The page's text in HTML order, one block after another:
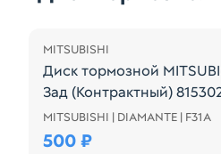
MITSUBISHI
Диск тормозной
Зад (Контрактный)
Диск тормозной
MITSUBISHI | DIAMANTE | F31A
500 ₽